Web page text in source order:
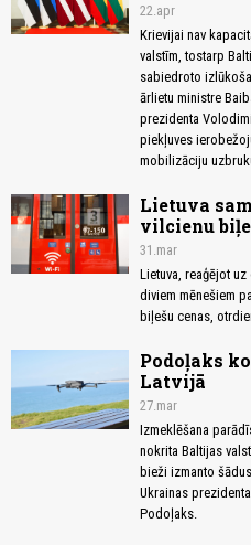
22.apr
Krievijai nav
valstīm, tostarp
sabiedroto
ārlietu ministre
prezidenta
piekļuves
mobilizāciju
Lietuva
vilcienu
31.mar
Lietuva, reaģējot
diviem mēnešiem
biļešu cenas,
Podoļaks
Latvijā
27.mar
Izmeklēšana
nokrita Baltijas
bieži izmanto
Ukrainas
Podoļaks.